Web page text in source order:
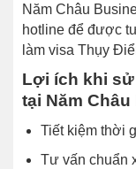
Năm Châu
hotline để được
làm visa Thụy
Lợi ích khi
tại Năm
Tiết kiệm thời
Tư vấn chuẩn